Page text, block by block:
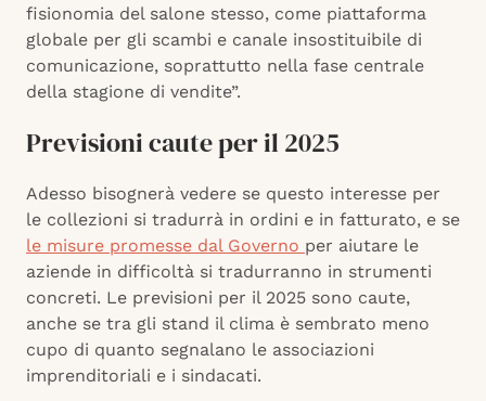
fisionomia del salone stesso, come piattaforma
globale per gli scambi e canale insostituibile di
comunicazione, soprattutto nella fase centrale
della stagione di vendite”.
Previsioni caute per il 2025
Adesso bisognerà vedere se questo interesse per
le collezioni si tradurrà in ordini e in fatturato, e se
le misure promesse dal Governo per aiutare le
aziende in difficoltà si tradurranno in strumenti
concreti. Le previsioni per il 2025 sono caute,
anche se tra gli stand il clima è sembrato meno
cupo di quanto segnalano le associazioni
imprenditoriali e i sindacati.